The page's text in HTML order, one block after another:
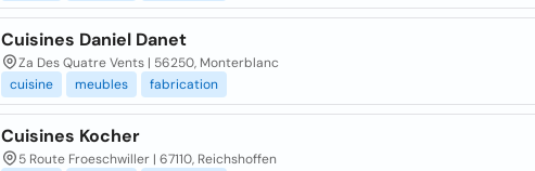
Cuisines Daniel Danet
Za Des Quatre Vents | 56250, Monterblanc
cuisine
meubles fabrication
Cuisines Kocher
5 Route Froeschwiller | 67110, Reichshoffen